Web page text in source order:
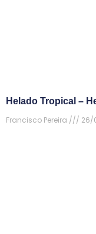
Helado Tropical –
Francisco Pereira
26/